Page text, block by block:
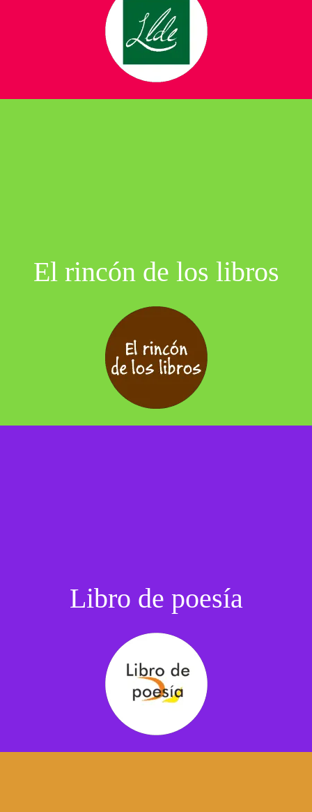
El rincón de los libros
Libro de poesía